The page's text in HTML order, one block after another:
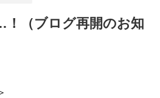
（ブログ再開のお知